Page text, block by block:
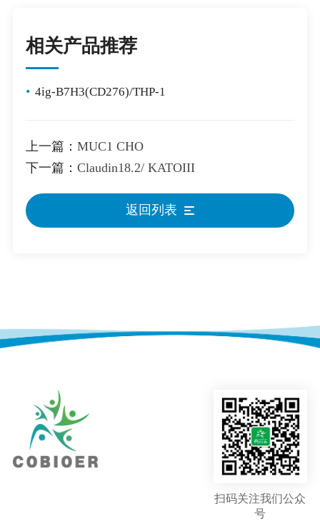
相关产品推荐
• 4ig-B7H3(CD276)/THP-1
上一篇： MUC1 CHO
下一篇： Claudin18.2/ KATOIII
返回列表
扫码关注我们公众
号